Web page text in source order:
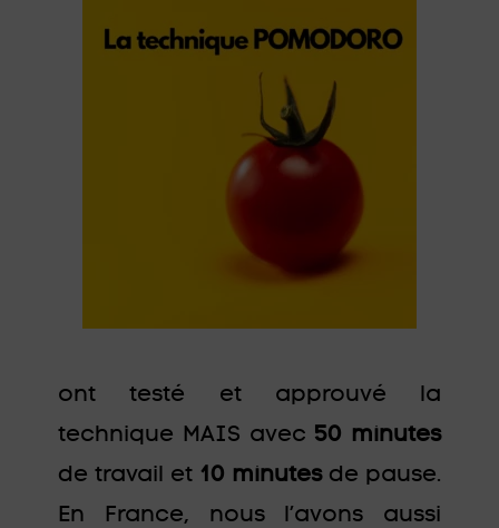
ont testé et approuvé la
technique MAIS avec 50 minutes
de travail et 10 minutesde pause.
En France, nous l’avons aussi